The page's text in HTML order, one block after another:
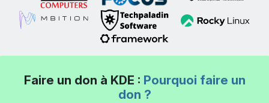
Faire un don à KDE : Pourquoi faire un
don ?